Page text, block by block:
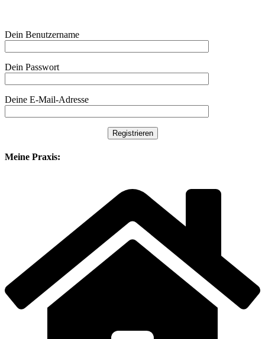
Dein Benutzername
Dein Passwort
Deine E-Mail-Adresse
Meine Praxis: